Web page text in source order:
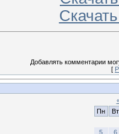
Добавлять комментарии
[
Пн
Вт
5
6